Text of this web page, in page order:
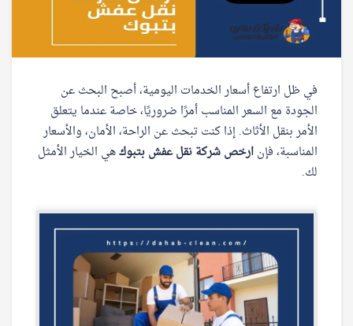
في ظل ارتفاع أسعار الخدمات اليومية، أصبح البحث عن
الجودة مع السعر المناسب أمرًا ضروريًا، خاصة عندما يتعلق
الأمر بنقل الأثاث. إذا كنت تبحث عن الراحة، الأمان، والأسعار
المناسبة، فإنارخص شركة نقل عفش بتبوكهي الخيار الأمثل
لك.